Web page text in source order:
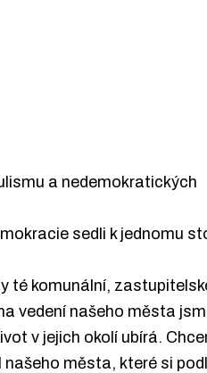
a nedemokratických
sedli k jednomu
té komunální,
vedení našeho města
v jejich okolí ubírá.
našeho města, které si